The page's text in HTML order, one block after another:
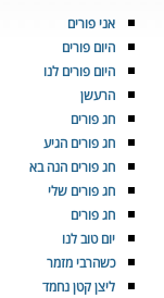
אני פורים
היום פורים
היום פורים לנו
הרעשן
חג פורים
חג פורים הגיע
חג פורים הנה בא
חג פורים שלי
חג פורים
יום טוב לנו
כשהרבי מזמר
ליצן קטן נחמד